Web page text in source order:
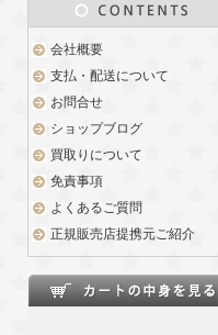
会社概要
支払・配送について
お問合せ
ショップブログ
買取りについて
免責事項
よくあるご質問
正規販売店提携元ご紹介